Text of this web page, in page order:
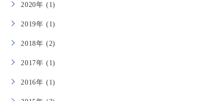
2020年 (1)
2019年 (1)
2018年 (2)
2017年 (1)
2016年 (1)